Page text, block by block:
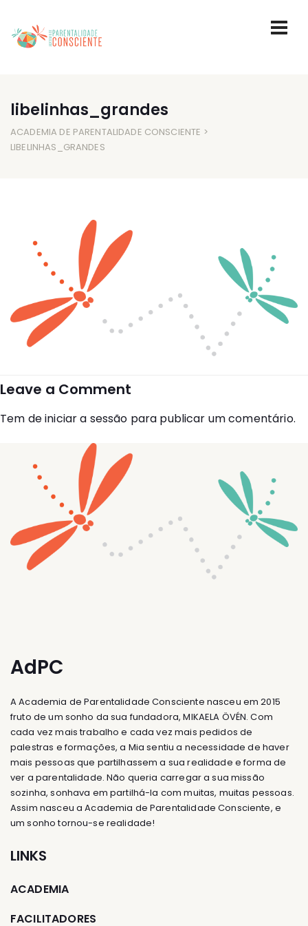
libelinhas_grandes
ACADEMIA DE PARENTALIDADE CONSCIENTE >
LIBELINHAS_GRANDES
Leave a Comment
Tem deiniciar a sessão para publicar um comentário.
AdPC
A Academia de Parentalidade Consciente nasceu em 2015
fruto de um sonho da sua fundadora, MIKAELA ÖVÉN. Com
cada vez mais trabalho e cada vez mais pedidos de
palestras e formações, a Mia sentiu a necessidade de haver
mais pessoas que partilhassem a sua realidade e forma de
ver a parentalidade. Não queria carregar a sua missão
sozinha, sonhava em partilhá-la com muitas, muitas pessoas.
Assim nasceu a Academia de Parentalidade Consciente, e
um sonho tornou-se realidade!
LINKS
ACADEMIA
FACILITADORES